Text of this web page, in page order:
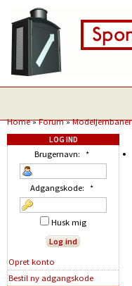
Home»Forum»Modeljernbaner
LOG IND
Brugernavn: *
Adgangskode: *
Husk mig
Opret konto
Bestil ny adgangskode